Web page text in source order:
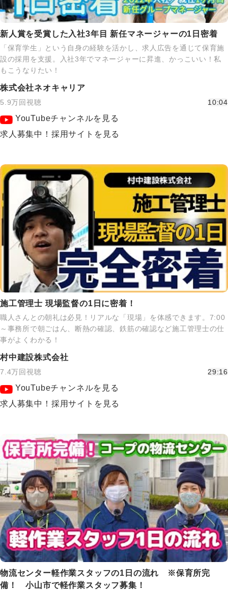
新人賞を受賞した入社3年目 新任マネージャーの1日密着
「保育学生」という自身の経験を活かし、求人広告を通じて保育施
設の採用を支援。入社3年でマネージャーに昇進、かっこいい！私
もこうなりたい！
株式会社ネオキャリア
5.9万回視聴 10:04
YouTubeチャンネルを見る
求人募集中！採用サイトを見る
施工管理士 現場監督の1日に密着！
職人さんとの朝礼は必見！リアルな「現場」を体感できます。7:00
～事務所で朝ごはん、断熱の確認、鉄筋の確認など施工管理士の仕
事がよくわかる！
村中建設株式会社
7.4万回視聴 29:16
YouTubeチャンネルを見る
求人募集中！採用サイトを見る
物流センター軽作業スタッフの1日の流れ ※保育所完
備！ 小山市で軽作業スタッフ募集！